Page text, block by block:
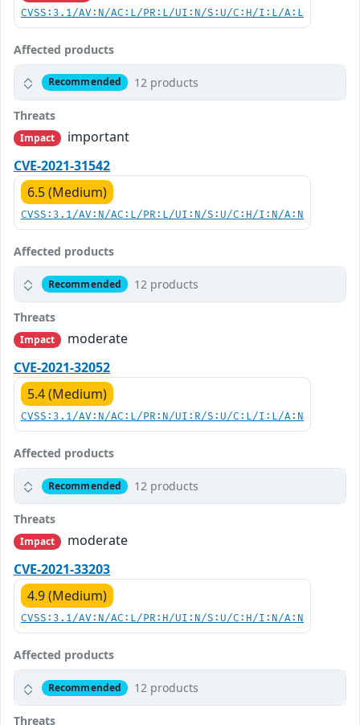
CVSS:3.1/AV:N/AC:L/PR:L/UI:N/S:U/C:H/I:L/A:L
Affected products
Recommended 12 products
Threats
Impact
important
CVE-2021-31542
6.5 (Medium)
CVSS:3.1/AV:N/AC:L/PR:L/UI:N/S:U/C:H/I:N/A:N
Affected products
Recommended 12 products
Threats
Impact
moderate
CVE-2021-32052
5.4 (Medium)
CVSS:3.1/AV:N/AC:L/PR:N/UI:R/S:U/C:L/I:L/A:N
Affected products
Recommended 12 products
Threats
Impact
moderate
CVE-2021-33203
4.9 (Medium)
CVSS:3.1/AV:N/AC:L/PR:H/UI:N/S:U/C:H/I:N/A:N
Affected products
Recommended 12 products
Threats